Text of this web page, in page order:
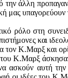
άλλη
ρόλο στη
και
τον Κ.Μαρξ και
Κ.Μαρξ
ασκούν αυτή